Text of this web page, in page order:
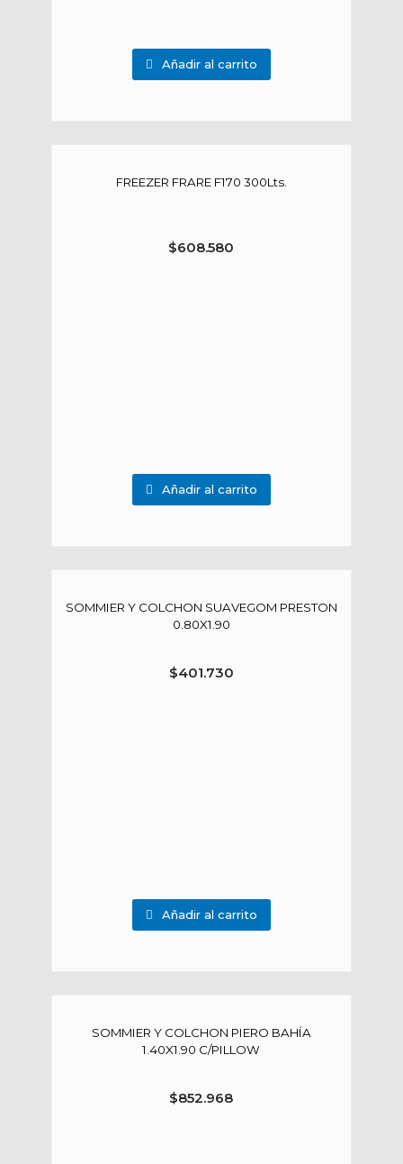
Añadir al carrito
FREEZER FRARE F170 300Lts.
$608.580
Añadir al carrito
SOMMIER Y COLCHON SUAVEGOM PRESTON
0.80X1.90
$401.730
Añadir al carrito
SOMMIER Y COLCHON PIERO BAHÍA
1.40X1.90 C/PILLOW
$852.968